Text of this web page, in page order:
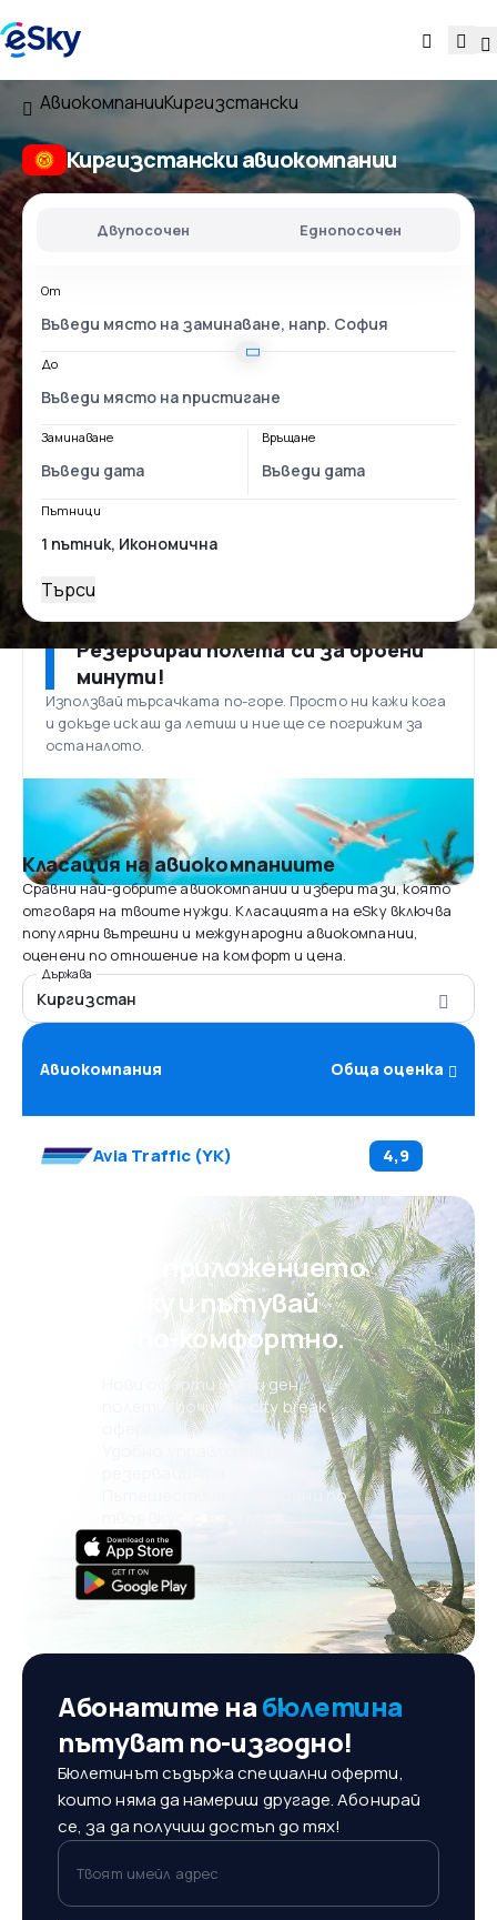
АвиокомпанииКиргизстански
Киргизстански aвиокомпании
Двупосочен Еднопосочен
От
До
Заминаване Връщане
Пътници
Търси
Резервирай полета си за броени
минути!
Използвай търсачката по-горе. Просто ни кажи кога
и докъде искаш да летиш и ние ще се погрижим за
останалото.
Класация на авиокомпаниите
Сравни най-добрите авиокомпании и избери тази, която
отговаря на твоите нужди. Класацията на eSky включва
популярни вътрешни и международни авиокомпании,
оценени по отношение на комфорт и цена.
Държава
Киргизстан
Авиокомпания Обща оценка
Avia Traffic(YK) 4,9
Свали приложението
на eSky и пътувай
още по-комфортно.
Нови оферти всеки ден:
полети, почивки, city break
Пътешествия, планирани по
Абонатите набюлетина
пътуват по-изгодно!
Бюлетинът съдържа специални оферти,
които няма да намериш другаде. Абонирай
се, за да получиш достъп до тях!
Твоят имейл адрес